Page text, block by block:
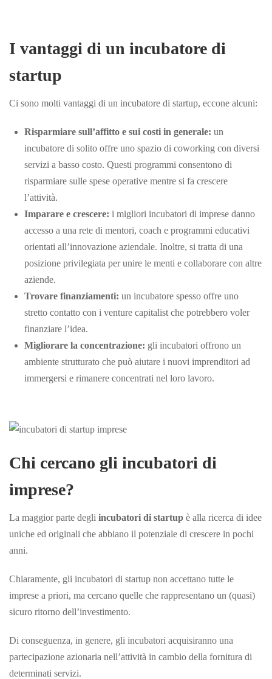
I vantaggi di un incubatore di
startup
Ci sono molti vantaggi di un incubatore di startup, eccone alcuni:
Risparmiare sull’affitto e sui costi in generale: un
incubatore di solito offre uno spazio di coworking con diversi
servizi a basso costo. Questi programmi consentono di
risparmiare sulle spese operative mentre si fa crescere
l’attività.
Imparare e crescere: i migliori incubatori di imprese danno
accesso a una rete di mentori, coach e programmi educativi
orientati all’innovazione aziendale. Inoltre, si tratta di una
posizione privilegiata per unire le menti e collaborare con altre
aziende.
Trovare finanziamenti: un incubatore spesso offre uno
stretto contatto con i venture capitalist che potrebbero voler
finanziare l’idea.
Migliorare la concentrazione: gli incubatori offrono un
ambiente strutturato che può aiutare i nuovi imprenditori ad
immergersi e rimanere concentrati nel loro lavoro.
Chi cercano gli incubatori di
imprese?
La maggior parte degli incubatori di startup è alla ricerca di idee
uniche ed originali che abbiano il potenziale di crescere in pochi
anni.
Chiaramente, gli incubatori di startup non accettano tutte le
imprese a priori, ma cercano quelle che rappresentano un (quasi)
sicuro ritorno dell’investimento.
Di conseguenza, in genere, gli incubatori acquisiranno una
partecipazione azionaria nell’attività in cambio della fornitura di
determinati servizi.